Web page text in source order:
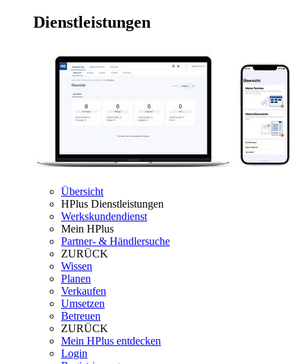
Dienstleistungen
Übersicht
HPlus Dienstleistungen
Werkskundendienst
Mein HPlus
Partner- & Händlersuche
ZURÜCK
Wissen
Planen
Verkaufen
Umsetzen
Betreuen
ZURÜCK
Mein HPlus entdecken
Login